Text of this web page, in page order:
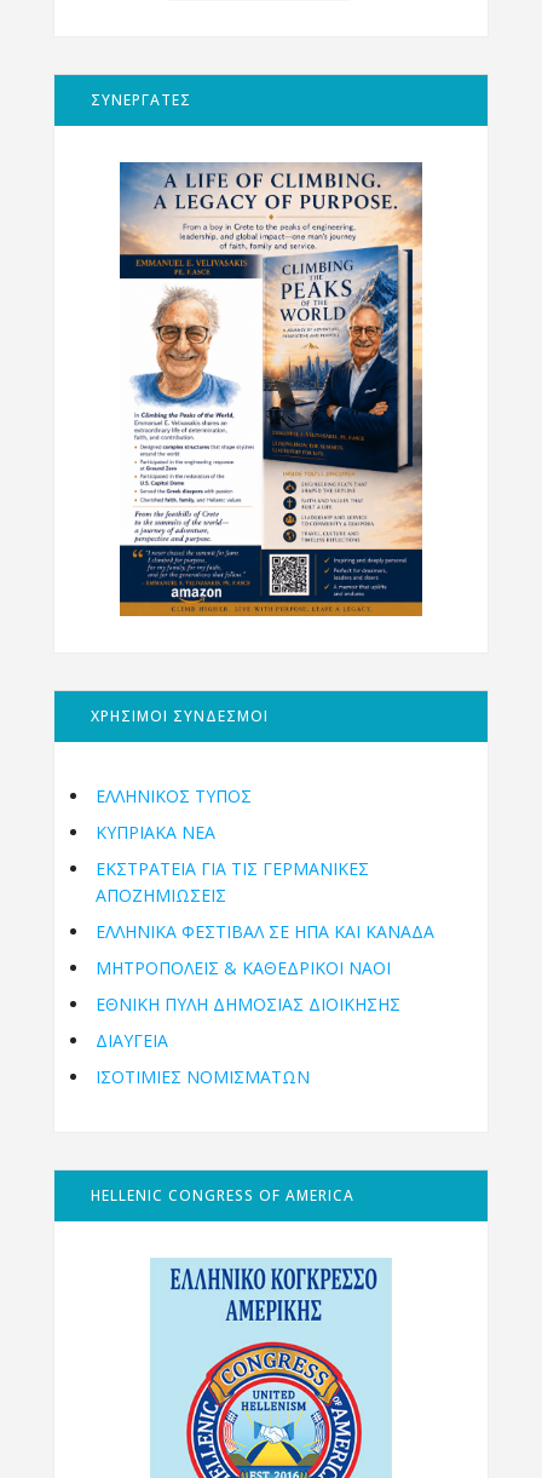
ΣΥΝΕΡΓΑΤΕΣ
ΧΡΗΣΙΜΟΙ ΣΥΝΔΕΣΜΟΙ
ΕΛΛΗΝΙΚΟΣ ΤΥΠΟΣ
ΚΥΠΡΙΑΚΑ ΝΕΑ
ΕΚΣΤΡΑΤΕΙΑ ΓΙΑ ΤΙΣ ΓΕΡΜΑΝΙΚΕΣ
ΑΠΟΖΗΜΙΩΣΕΙΣ
ΕΛΛΗΝΙΚΆ ΦΕΣΤΙΒΆΛ ΣΕ ΗΠΑ ΚΑΙ ΚΑΝΑΔΑ
ΜΗΤΡΟΠΌΛΕΙΣ & ΚΑΘΕΔΡΙΚΟΊ ΝΑΟΊ
ΕΘΝΙΚΉ ΠΎΛΗ ΔΗΜΌΣΙΑΣ ΔΙΟΊΚΗΣΗΣ
ΔΙΑΥΓΕΙΑ
ΙΣΟΤΙΜΙΕΣ ΝΟΜΙΣΜΑΤΩΝ
HELLENIC CONGRESS OF AMERICA